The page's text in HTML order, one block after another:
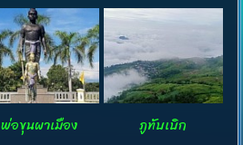
พ่อขุนผาเมือง ภูทับเบิก